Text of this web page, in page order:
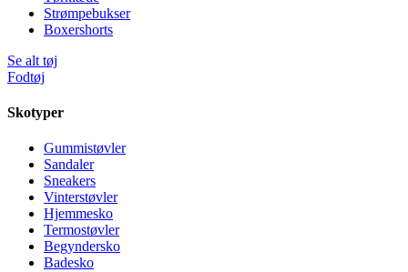
Strømpebukser
Boxershorts
Se alt tøj
Fodtøj
Skotyper
Gummistøvler
Sandaler
Sneakers
Vinterstøvler
Hjemmesko
Termostøvler
Begyndersko
Badesko